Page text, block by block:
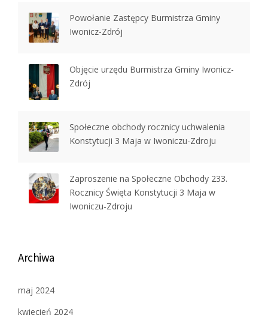
Powołanie Zastępcy Burmistrza Gminy
Iwonicz-Zdrój
Objęcie urzędu Burmistrza Gminy Iwonicz-
Zdrój
Społeczne obchody rocznicy uchwalenia
Konstytucji 3 Maja w Iwoniczu-Zdroju
Zaproszenie na Społeczne Obchody 233.
Rocznicy Święta Konstytucji 3 Maja w
Iwoniczu-Zdroju
Archiwa
maj 2024
kwiecień 2024